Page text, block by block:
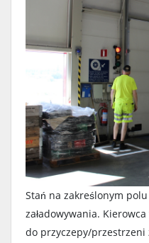
Stań na zakreślonym
załadowywania.
do przyczepy/przestrzeni